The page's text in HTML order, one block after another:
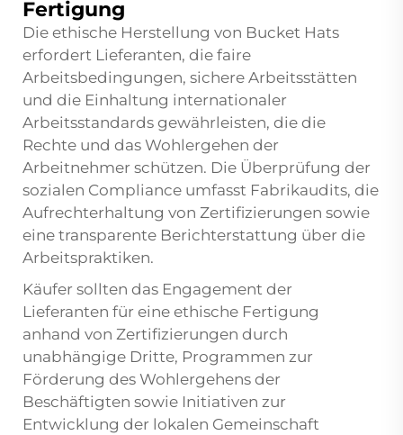
Fertigung
Die ethische Herstellung von Bucket Hats
erfordert Lieferanten, die faire
Arbeitsbedingungen, sichere Arbeitsstätten
und die Einhaltung internationaler
Arbeitsstandards gewährleisten, die die
Rechte und das Wohlergehen der
Arbeitnehmer schützen. Die Überprüfung der
sozialen Compliance umfasst Fabrikaudits, die
Aufrechterhaltung von Zertifizierungen sowie
eine transparente Berichterstattung über die
Arbeitspraktiken.
Käufer sollten das Engagement der
Lieferanten für eine ethische Fertigung
anhand von Zertifizierungen durch
unabhängige Dritte, Programmen zur
Förderung des Wohlergehens der
Beschäftigten sowie Initiativen zur
Entwicklung der lokalen Gemeinschaft